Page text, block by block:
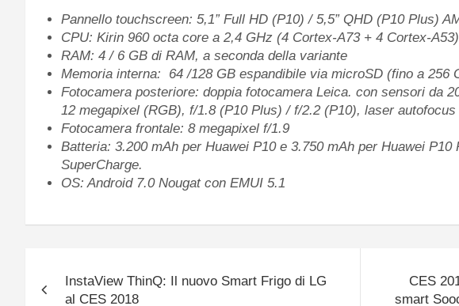
Pannello touchscreen: 5,1” Full HD (P10) / 5,5” QHD (P10 Plus)
CPU: Kirin 960 octa core a 2,4 GHz (4 Cortex-A73 + 4 Cortex-
RAM: 4 / 6 GB di RAM, a seconda della variante
Memoria interna: 64 /128 GB espandibile via microSD (fino a 256
Fotocamera posteriore: doppia fotocamera Leica. con sensori da
12 megapixel (RGB), f/1.8 (P10 Plus) / f/2.2 (P10), laser
Fotocamera frontale: 8 megapixel f/1.9
Batteria: 3.200 mAh per Huawei P10 e 3.750 mAh per Huawei
SuperCharge.
OS: Android 7.0 Nougat con EMUI 5.1
articoli
InstaView ThinQ: Il nuovo Smart Frigo di LG
al CES 2018
CES
smart